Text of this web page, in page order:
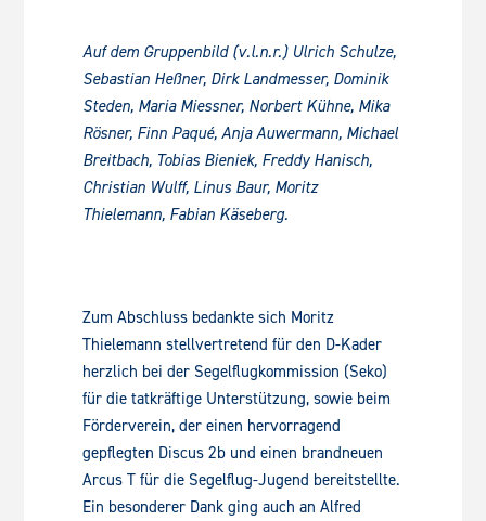
Auf dem Gruppenbild (v.l.n.r.) Ulrich Schulze,
Sebastian Heßner, Dirk Landmesser, Dominik
Steden, Maria Miessner, Norbert Kühne, Mika
Rösner, Finn Paqué, Anja Auwermann, Michael
Breitbach, Tobias Bieniek, Freddy Hanisch,
Christian Wulff, Linus Baur, Moritz
Thielemann, Fabian Käseberg.
Zum Abschluss bedankte sich Moritz
Thielemann stellvertretend für den D-Kader
herzlich bei der Segelflugkommission (Seko)
für die tatkräftige Unterstützung, sowie beim
Förderverein, der einen hervorragend
gepflegten Discus 2b und einen brandneuen
Arcus T für die Segelflug-Jugend bereitstellte.
Ein besonderer Dank ging auch an Alfred